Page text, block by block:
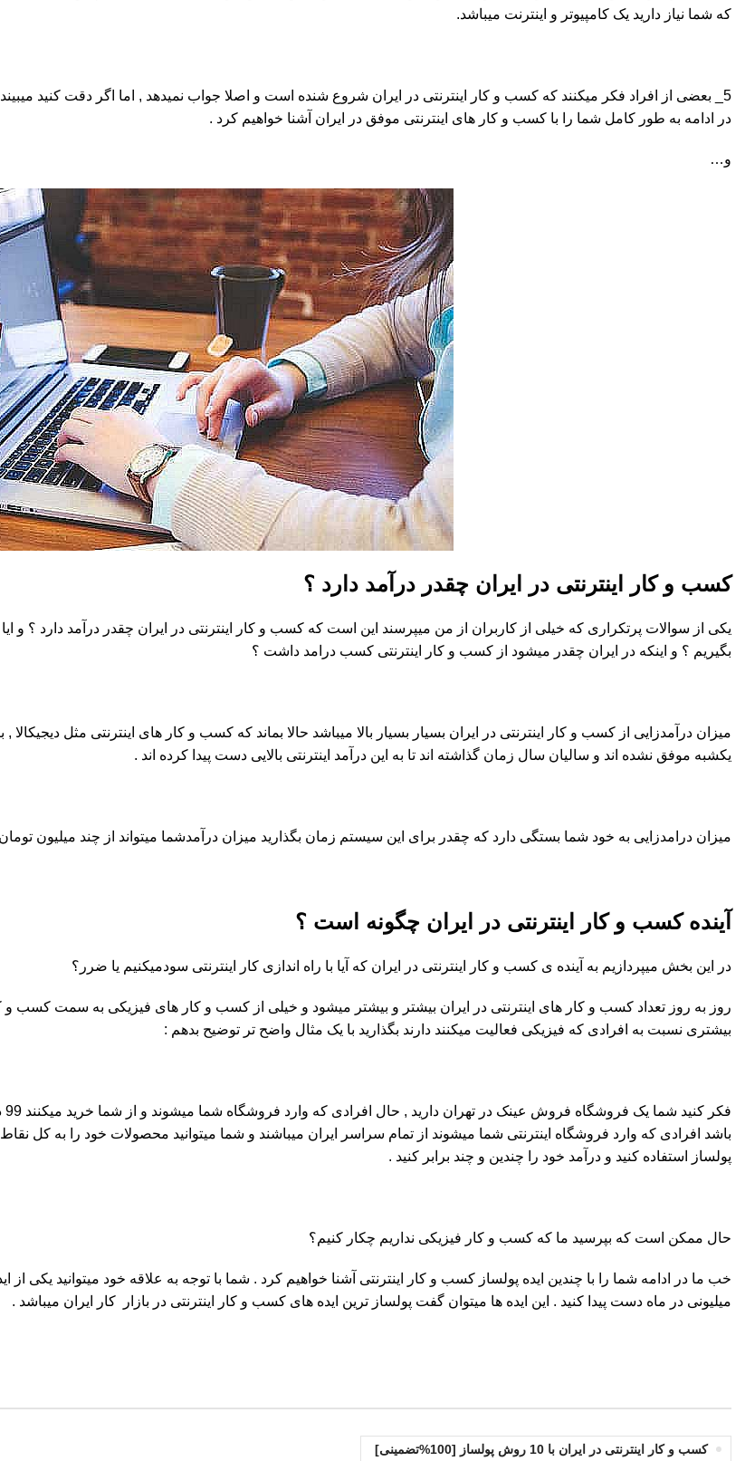
که شما نیاز دارید یک کامپیوتر و اینترنت میباشد.
5_ بعضی از افراد فکر میکنند که کسب و کار اینترنتی در ایران شروع شنده است و اصلا جواب نمیدهد , اما اگر دقت کنید
در ادامه به طور کامل شما را با کسب و کار های اینترنتی موفق در ایران آشنا خواهیم کرد .
و…
کسب و کار اینترنتی در ایران چقدر درآمد دارد ؟
یکی از سوالات پرتکراری که خیلی از کاربران از من میپرسند این است که کسب و کار اینترنتی در ایران چقدر درآمد دارد ؟ و
بگیریم ؟ و اینکه در ایران چقدر میشود از کسب و کار اینترنتی کسب درامد داشت ؟
میزان درآمدزایی از کسب و کار اینترنتی در ایران بسیار بسیار بالا میباشد حالا بماند که کسب و کار های اینترنتی مثل
یکشبه موفق نشده اند و سالیان سال زمان گذاشته اند تا به این درآمد اینترنتی بالایی دست پیدا کرده اند .
میزان درامدزایی به خود شما بستگی دارد که چقدر برای این سیستم زمان بگذارید میزان درآمدشما میتواند از چند میلیون
آینده کسب و کار اینترنتی در ایران چگونه است ؟
در این بخش میپردازیم به آینده ی کسب و کار اینترنتی در ایران که آیا با راه اندازی کار اینترنتی سودمیکنیم یا ضرر؟
روز به روز تعداد کسب و کار های اینترنتی در ایران بیشتر و بیشتر میشود و خیلی از کسب و کار های فیزیکی به سمت کسب و
بیشتری نسبت به افرادی که فیزیکی فعالیت میکنند دارند بگذارید با یک مثال واضح تر توضیح بدهم :
باشد افرادی که وارد فروشگاه اینترنتی شما میشوند از تمام سراسر ایران میباشند و شما میتوانید محصولات خود را به کل
پولساز استفاده کنید و درآمد خود را چندین و چند برابر کنید .
حال ممکن است که بپرسید ما که کسب و کار فیزیکی نداریم چکار کنیم؟
خب ما در ادامه شما را با چندین ایده پولساز کسب و کار اینترنتی آشنا خواهیم کرد . شما با توجه به علاقه خود میتوانید یکی از
میلیونی در ماه دست پیدا کنید . این ایده ها میتوان گفت پولساز ترین ایده های کسب و کار اینترنتی در بازار کار ایران میباشد .
کسب و کار اینترنتی در ایران با 10 روش پولساز [100%تضمینی]